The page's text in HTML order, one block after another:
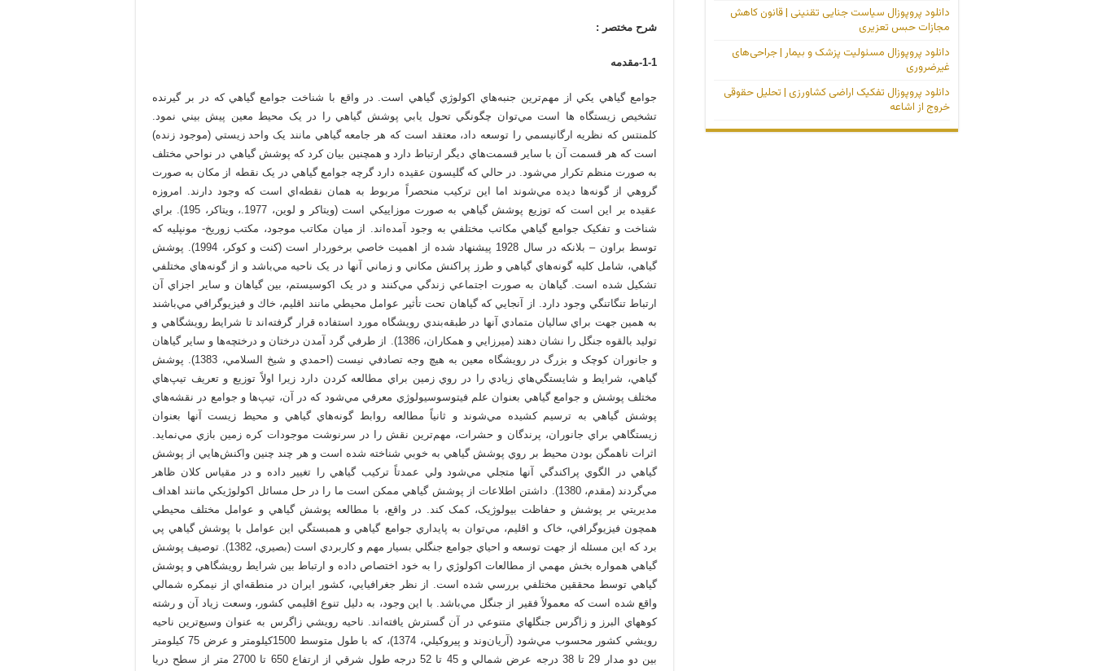
شرح مختصر :
1-1-مقدمه
جوامع گياهي يکي از مهم‌ترين جنبه‌هاي اکولوژي گياهي است. در واقع با شناخت جوامع گياهي که در بر گيرنده
تشخيص زيستگاه ها است مي‌توان چگونگي تحول يابي پوشش گياهي را در يک محيط معين پيش بيني نمود.
کلمنتس که نظريه ارگانيسمي را توسعه داد، معتقد است که هر جامعه گياهي مانند يک واحد زيستي (موجود زنده)
است که هر قسمت آن با ساير قسمت‌هاي ديگر ارتباط دارد و همچنين بيان کرد که پوشش گياهي در نواحي مختلف
به صورت منظم تکرار مي‌شود. ‌در حالي که گليسون عقيده دارد گرچه جوامع گياهي در يک نقطه از مکان به صورت
گروهي از گونه‌ها ديده مي‌شوند اما اين ترکيب منحصراً مربوط به همان نقطه‌اي است که وجود دارند. امروزه
عقيده بر اين است که توزيع پوشش گياهي به صورت موزاييکي است (ويتاکر و لوين، 1977.، ويتاکر، 195). براي
شناخت و تفکيک جوامع گياهي مکاتب مختلفي به وجود آمده‌اند. از ميان مكاتب موجود، مكتب زوريخ- مونپليه كه
توسط براون – بلانكه در سال 1928 پيشنهاد شده از اهميت خاصي برخوردار است (کنت و کوکر، 1994). پوشش
گياهي، شامل کليه گونه‌هاي گياهي و طرز پراکنش مکاني و زماني آنها در يک ناحيه مي‌باشد و از گونه‌هاي مختلفي
تشكيل شده است. گياهان به صورت اجتماعي زندگي مي‌کنند و در يک اکوسيستم، بين گياهان و ساير اجزاي آن
ارتباط تنگاتنگي وجود دارد. از آنجايي که گياهان تحت تأثير عوامل محيطي مانند اقليم، خاك و فيزيوگرافي مي‌باشند
به همين جهت براي ساليان متمادي آنها در طبقه‌بندي رويشگاه مورد استفاده قرار گرفته‌اند تا شرايط رويشگاهي و
توليد بالقوه جنگل را نشان دهند (ميرزايي و همکاران، 1386). از طرفي گرد آمدن درختان و درختچه‌ها و ساير گياهان
و جانوران کوچک و بزرگ در رويشگاه معين به هيچ وجه تصادفي نيست (احمدي و شيخ السلامي، 1383). پوشش
گياهي، شرايط و شايستگي‌هاي زيادي را در روي زمين براي مطالعه کردن دارد زيرا اولاً توزيع و تعريف تيپ‌هاي
مختلف پوشش و جوامع گياهي بعنوان علم فيتوسوسيولوژي معرفي مي‌شود که در آن، تيپ‌ها و جوامع در نقشه‌هاي
پوشش گياهي به ترسيم کشيده مي‌شوند و ثانياً مطالعه روابط گونه‌هاي گياهي و محيط زيست آنها بعنوان
زيستگاهي براي جانوران، پرندگان و حشرات، مهم‌ترين نقش را در سرنوشت موجودات کره زمين بازي مي‌نمايد.
اثرات ناهمگن بودن محيط بر روي پوشش گياهي به خوبي شناخته شده است و هر چند چنين واکنش‌هايي از پوشش
گياهي در الگوي پراکندگي آنها متجلي مي‌شود ولي عمدتاً ترکيب گياهي را تغيير داده و در مقياس کلان ظاهر
مي‌گردند (مقدم، 1380). داشتن اطلاعات از پوشش گياهي ممکن است ما را در حل مسائل اکولوژيکي مانند اهداف
مديريتي بر پوشش و حفاظت بيولوژيک، کمک کند. در واقع، با مطالعه پوشش گياهي و عوامل مختلف محيطي
همچون فيزيوگرافي، خاک و اقليم، مي‌توان به پايداري جوامع گياهي و همبستگي اين عوامل با پوشش گياهي پي
برد که اين مسئله از جهت توسعه و احياي جوامع جنگلي بسيار مهم و کاربردي است (بصيري، 1382). توصيف پوشش
گياهي همواره بخش مهمي از مطالعات اكولوژي را به خود اختصاص داده و ارتباط بين شرايط رويشگاهي و پوشش
گياهي توسط محققين مختلفي بررسي شده است. از نظر جغرافيايي، کشور ايران در منطقه‌اي از نيمکره شمالي
واقع شده است که معمولاً فقير از جنگل مي‌باشد. با اين وجود، به دليل تنوع اقليمي کشور، وسعت زياد آن و رشته
کوههاي البرز و زاگرس جنگلهاي متنوعي در آن گسترش يافته‌اند. ناحيه رويشي زاگرس به عنوان وسيع‌ترين ناحيه
رويشي کشور محسوب مي‌شود (آريان‌وند و پيروکيلي، 1374)، که با طول متوسط 1500کيلومتر و عرض 75 کيلومتر
بين دو مدار 29 تا 38 درجه عرض شمالي و 45 تا 52 درجه طول شرقي از ارتفاع 650 تا 2700 متر از سطح دريا
دانلود پروپوزال سیاست جنایی تقنینی | قانون کاهش
مجازات حبس تعزیری
دانلود پروپوزال مسئولیت پزشک و بیمار | جراحی‌های
غیرضروری
دانلود پروپوزال تفکیک اراضی کشاورزی | تحلیل حقوقی
خروج از اشاعه